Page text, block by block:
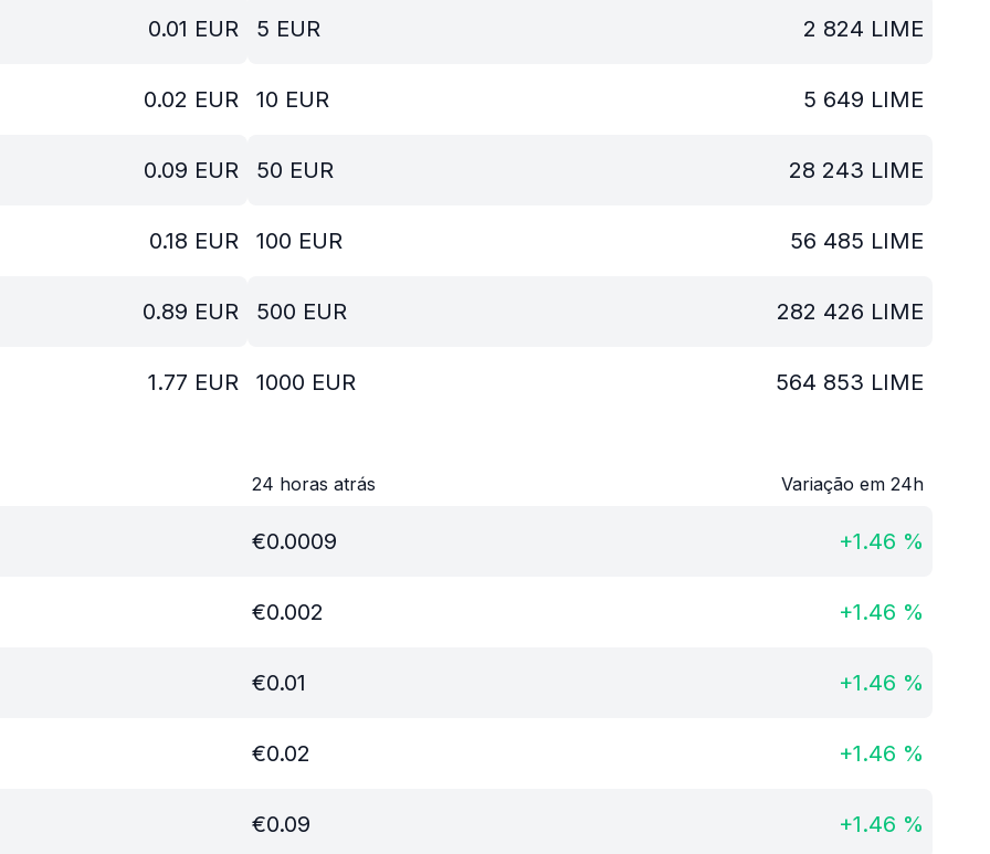
0.01 EUR
0.02 EUR
0.09 EUR
0.18 EUR
0.89 EUR
1.77 EUR
5 EUR 2 824 LIME
10 EUR 5 649 LIME
50 EUR 28 243 LIME
100 EUR 56 485 LIME
500 EUR 282 426 LIME
1000 EUR 564 853 LIME
24 horas atrás Variação em 24h
€0.0009 +1.46 %
€0.002 +1.46 %
€0.01 +1.46 %
€0.02 +1.46 %
€0.09 +1.46 %